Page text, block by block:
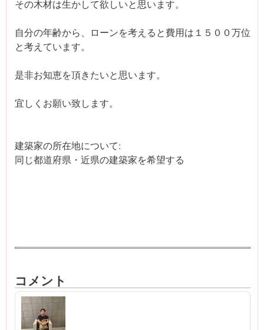
その木材は生かして欲しいと思います。
自分の年齢から、ローンを考えると費用は１５００万位
と考えています。
是非お知恵を頂きたいと思います。
宜しくお願い致します。
建築家の所在地について:
同じ都道府県・近県の建築家を希望する
コメント